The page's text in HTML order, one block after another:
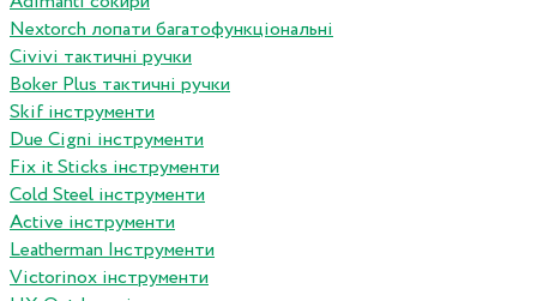
Nextorch лопати багатофункціональні
Сivivi тактичні ручки
Boker Plus тактичні ручки
Skif інструменти
Due Cigni інструменти
Fix it Sticks інструменти
Сold Steel інструменти
Active інструменти
Leatherman Інструменти
Victorinox інструменти